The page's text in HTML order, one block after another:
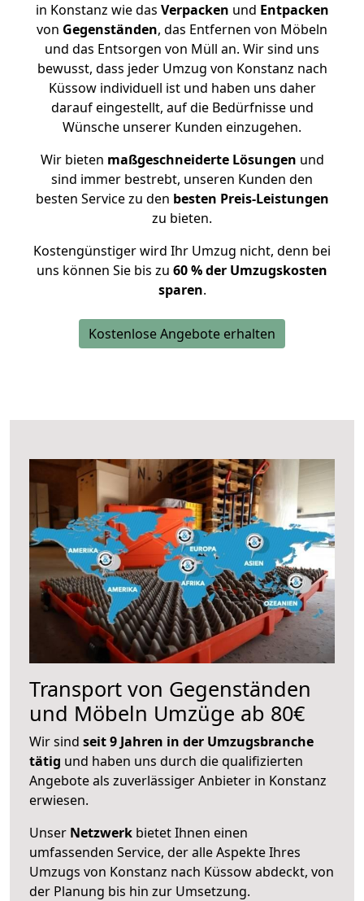
in Konstanz wie das Verpacken und Entpacken
von Gegenständen, das Entfernen von Möbeln
und das Entsorgen von Müll an. Wir sind uns
bewusst, dass jeder Umzug von Konstanz nach
Küssow individuell ist und haben uns daher
darauf eingestellt, auf die Bedürfnisse und
Wünsche unserer Kunden einzugehen.
Wir bieten maßgeschneiderte Lösungen und
sind immer bestrebt, unseren Kunden den
besten Service zu den besten Preis-Leistungen
zu bieten.
Kostengünstiger wird Ihr Umzug nicht, denn bei
uns können Sie bis zu 60 % der Umzugskosten
sparen.
Kostenlose Angebote erhalten
Transport von Gegenständen
und Möbeln Umzüge ab 80€
Wir sind seit 9 Jahren in der Umzugsbranche
tätig und haben uns durch die qualifizierten
Angebote als zuverlässiger Anbieter in Konstanz
erwiesen.
Unser Netzwerk bietet Ihnen einen
umfassenden Service, der alle Aspekte Ihres
Umzugs von Konstanz nach Küssow abdeckt, von
der Planung bis hin zur Umsetzung.